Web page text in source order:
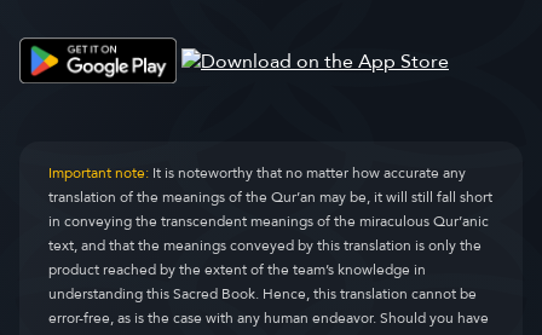
Important note:It is noteworthy that no matter how accurate any
translation of the meanings of the Qur’an may be, it will still fall short
in conveying the transcendent meanings of the miraculous Qur’anic
text, and that the meanings conveyed by this translation is only the
product reached by the extent of the team’s knowledge in
understanding this Sacred Book. Hence, this translation cannot be
error-free, as is the case with any human endeavor. Should you have